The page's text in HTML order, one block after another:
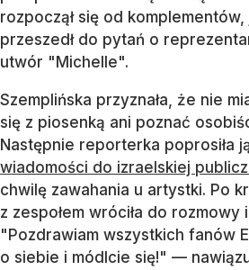
rozpoczął się od
przeszedł do pytań o
utwór "Michelle".
Szemplińska przyznała, że nie
się z piosenką ani poznać
Następnie reporterka poprosiła
wiadomości do izraelskiej
chwilę zawahania u artystki. Po
z zespołem wróciła do rozmowy
"Pozdrawiam wszystkich fanów
o siebie i módlcie się!" —